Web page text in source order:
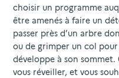
choisir un programme
être amenés à faire un
passer près d’un arbre
ou de grimper un col
développe à son sommet.
vous réveiller, et vous